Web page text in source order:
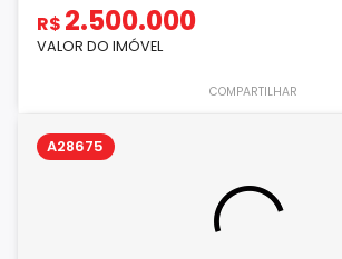
R$ 2.500.000
VALOR DO IMÓVEL
COMPARTILHAR
A28675